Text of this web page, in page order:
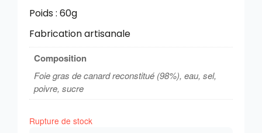
Poids : 60g
Fabrication artisanale
Composition
Foie gras de canard reconstitué (98%), eau, sel,
poivre, sucre
Rupture de stock